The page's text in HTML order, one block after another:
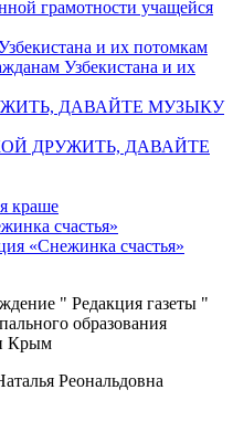
грамотности учащейся
Узбекистана и их
ДРУЖИТЬ, ДАВАЙТЕ
краше
«Снежинка счастья»
" Редакция газеты "
образования
Крым
Реональдовна